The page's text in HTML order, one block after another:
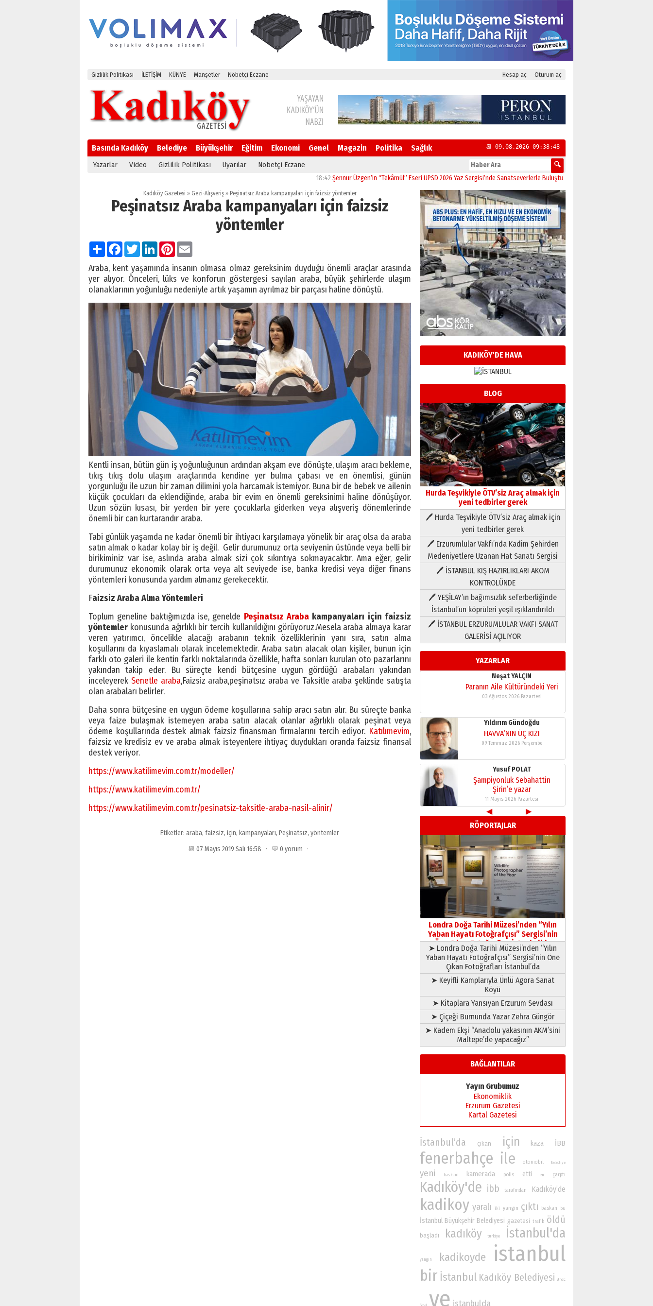
Gizlilik Politikası İLETİŞİM KÜNYE Manşetler Nöbetçi Eczane Hesap aç Oturum aç
Basında Kadıköy Belediye Büyükşehir Eğitim Ekonomi Genel Magazin Politika Sağlık 📆 09.08.2026 09:38:49
Yazarlar Video Gizlilik Politikası Uyarılar Nöbetçi Eczane
Şennur Üzgen’in “Tekâmül” Eseri UPSD 2026 Yaz Sergisi’nde Sanatseverlerle Buluştu 11:21CHP Kadıköy İlçe Başkanlığı’na
Kadıköy Gazetesi » Gezi-Alışveriş »Peşinatsız Araba kampanyaları için faizsiz yöntemler
Peşinatsız Araba kampanyaları için faizsiz
yöntemler
PaylaşFacebook
TwitterLinkedInPinterest
Araba, kent yaşamında insanın olmasa olmaz gereksinim duyduğu önemli araçlar arasında
yer alıyor. Önceleri, lüks ve konforun göstergesi sayılan araba, büyük şehirlerde ulaşım
olanaklarının yoğunluğu nedeniyle artık yaşamın ayrılmaz bir parçası haline dönüştü.
Kentli insan, bütün gün iş yoğunluğunun ardından akşam eve dönüşte, ulaşım aracı bekleme,
tıkış tıkış dolu ulaşım araçlarında kendine yer bulma çabası ve en önemlisi, günün
yorgunluğu ile uzun bir zaman dilimini yola harcamak istemiyor. Buna bir de bebek ve ailenin
küçük çocukları da eklendiğinde, araba bir evim en önemli gereksinimi haline dönüşüyor.
Uzun sözün kısası, bir yerden bir yere çocuklarla giderken veya alışveriş dönemlerinde
önemli bir can kurtarandır araba.
Tabi günlük yaşamda ne kadar önemli bir ihtiyacı karşılamaya yönelik bir araç olsa da araba
satın almak o kadar kolay bir iş değil. Gelir durumunuz orta seviyenin üstünde veya belli bir
birikiminiz var ise, aslında araba almak sizi çok sıkıntıya sokmayacaktır. Ama eğer, gelir
durumunuz ekonomik olarak orta veya alt seviyede ise, banka kredisi veya diğer finans
yöntemleri konusunda yardım almanız gerekecektir.
Faizsiz Araba Alma Yöntemleri
Toplum geneline baktığımızda ise, genelde Peşinatsız Araba kampanyaları için faizsiz
yöntemler konusunda ağırlıklı bir tercih kullanıldığını görüyoruz.Mesela araba almaya karar
veren yatırımcı, öncelikle alacağı arabanın teknik özelliklerinin yanı sıra, satın alma
koşullarını da kıyaslamalı olarak incelemektedir. Araba satın alacak olan kişiler, bunun için
farklı oto galeri ile kentin farklı noktalarında özellikle, hafta sonları kurulan oto pazarlarını
yakından takip eder. Bu süreçte kendi bütçesine uygun gördüğü arabaları yakından
inceleyerek Senetle araba,Faizsiz araba,peşinatsız araba ve Taksitle araba şeklinde satışta
olan arabaları belirler.
Daha sonra bütçesine en uygun ödeme koşullarına sahip aracı satın alır. Bu süreçte banka
veya faize bulaşmak istemeyen araba satın alacak olanlar ağırlıklı olarak peşinat veya
ödeme koşullarında destek almak faizsiz finansman firmalarını tercih ediyor. Katılımevim,
faizsiz ve kredisiz ev ve araba almak isteyenlere ihtiyaç duydukları oranda faizsiz finansal
destek veriyor.
https://www.katilimevim.com.tr/modeller/
https://www.katilimevim.com.tr/
https://www.katilimevim.com.tr/pesinatsiz-taksitle-araba-nasil-alinir/
Etiketler: araba, faizsiz, için, kampanyaları, Peşinatsız, yöntemler
📆 07 Mayıs 2019 Salı 16:58 · 💬 0 yorum ·
KADIKÖY'DE HAVA
BLOG
Hurda Teşvikiyle ÖTV’siz Araç almak için
yeni tedbirler gerek
🖊 Hurda Teşvikiyle ÖTV’siz Araç almak için
yeni tedbirler gerek
🖊 Erzurumlular Vakfı’nda Kadim Şehirden
Medeniyetlere Uzanan Hat Sanatı Sergisi
🖊 İSTANBUL KIŞ HAZIRLIKLARI AKOM
KONTROLÜNDE
🖊 YEŞİLAY’ın bağımsızlık seferberliğinde
İstanbul’un köprüleri yeşil ışıklandırıldı
🖊 İSTANBUL ERZURUMLULAR VAKFI SANAT
GALERİSİ AÇILIYOR
YAZARLAR
Neşat YALÇIN
Paranın Aile Kültüründeki Yeri
03 Ağustos 2026 Pazartesi
Yıldırım Gündoğdu
HAVVA’NIN ÜÇ KIZI
09 Temmuz 2026 Perşembe
Yusuf POLAT
Şampiyonluk Sebahattin
Şirin’e yazar
11 Mayıs 2026 Pazartesi
Neşat YALÇIN
Paranın Aile Kültüründeki Yeri
03 Ağustos 2026 Pazartesi
Yıldırım Gündoğdu
HAVVA’NIN ÜÇ KIZI
09 Temmuz 2026 Perşembe
Yusuf POLAT
Şampiyonluk Sebahattin
Şirin’e yazar
11 Mayıs 2026 Pazartesi
Neşat YALÇIN
Paranın Aile Kültüründeki Yeri
03 Ağustos 2026 Pazartesi
Yıldırım Gündoğdu
HAVVA’NIN ÜÇ KIZI
09 Temmuz 2026 Perşembe
Yusuf POLAT
Şampiyonluk Sebahattin
Şirin’e yazar
11 Mayıs 2026 Pazartesi
◀
▶
RÖPORTAJLAR
Londra Doğa Tarihi Müzesi’nden “Yılın
Yaban Hayatı Fotoğrafçısı” Sergisi’nin
Öne Çıkan Fotoğrafları İstanbul’da
➤ Londra Doğa Tarihi Müzesi’nden “Yılın
Yaban Hayatı Fotoğrafçısı” Sergisi’nin Öne
Çıkan Fotoğrafları İstanbul’da
➤ Keyifli Kamplarıyla Ünlü Agora Sanat
Köyü
➤ Kitaplara Yansıyan Erzurum Sevdası
➤ Çiçeği Burnunda Yazar Zehra Güngör
➤ Kadem Ekşi “Anadolu yakasının AKM’sini
Maltepe’de yapacağız”
BAĞLANTILAR
Yayın Grubumuz
Ekonomiklik
Erzurum Gazetesi
Kartal Gazetesi
İstanbul’da çıkan için kaza İBB
fenerbahçe ile otomobil Belediye
yeni baskani kamerada polis etti en çarptı
Kadıköy'de ibb tarafından Kadıköy’de
kadikoy yaralı iki yangin çıktı baskan bu
İstanbul Büyükşehir Belediyesi gazetesi trafik öldü
başladı kadıköy turkiye İstanbul'da
yangın kadikoyde istanbul
bir İstanbul Kadıköy Belediyesi arac
ve istanbulda